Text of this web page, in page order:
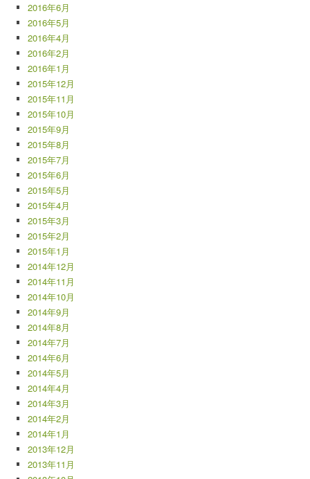
2016年6月
2016年5月
2016年4月
2016年2月
2016年1月
2015年12月
2015年11月
2015年10月
2015年9月
2015年8月
2015年7月
2015年6月
2015年5月
2015年4月
2015年3月
2015年2月
2015年1月
2014年12月
2014年11月
2014年10月
2014年9月
2014年8月
2014年7月
2014年6月
2014年5月
2014年4月
2014年3月
2014年2月
2014年1月
2013年12月
2013年11月